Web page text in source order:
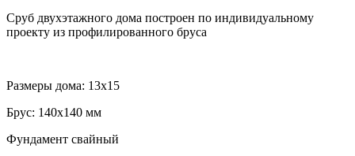
Сруб двухэтажного дома построен по индивидуальному
проекту из профилированного бруса
Размеры дома: 13х15
Брус: 140х140 мм
Фундамент свайный